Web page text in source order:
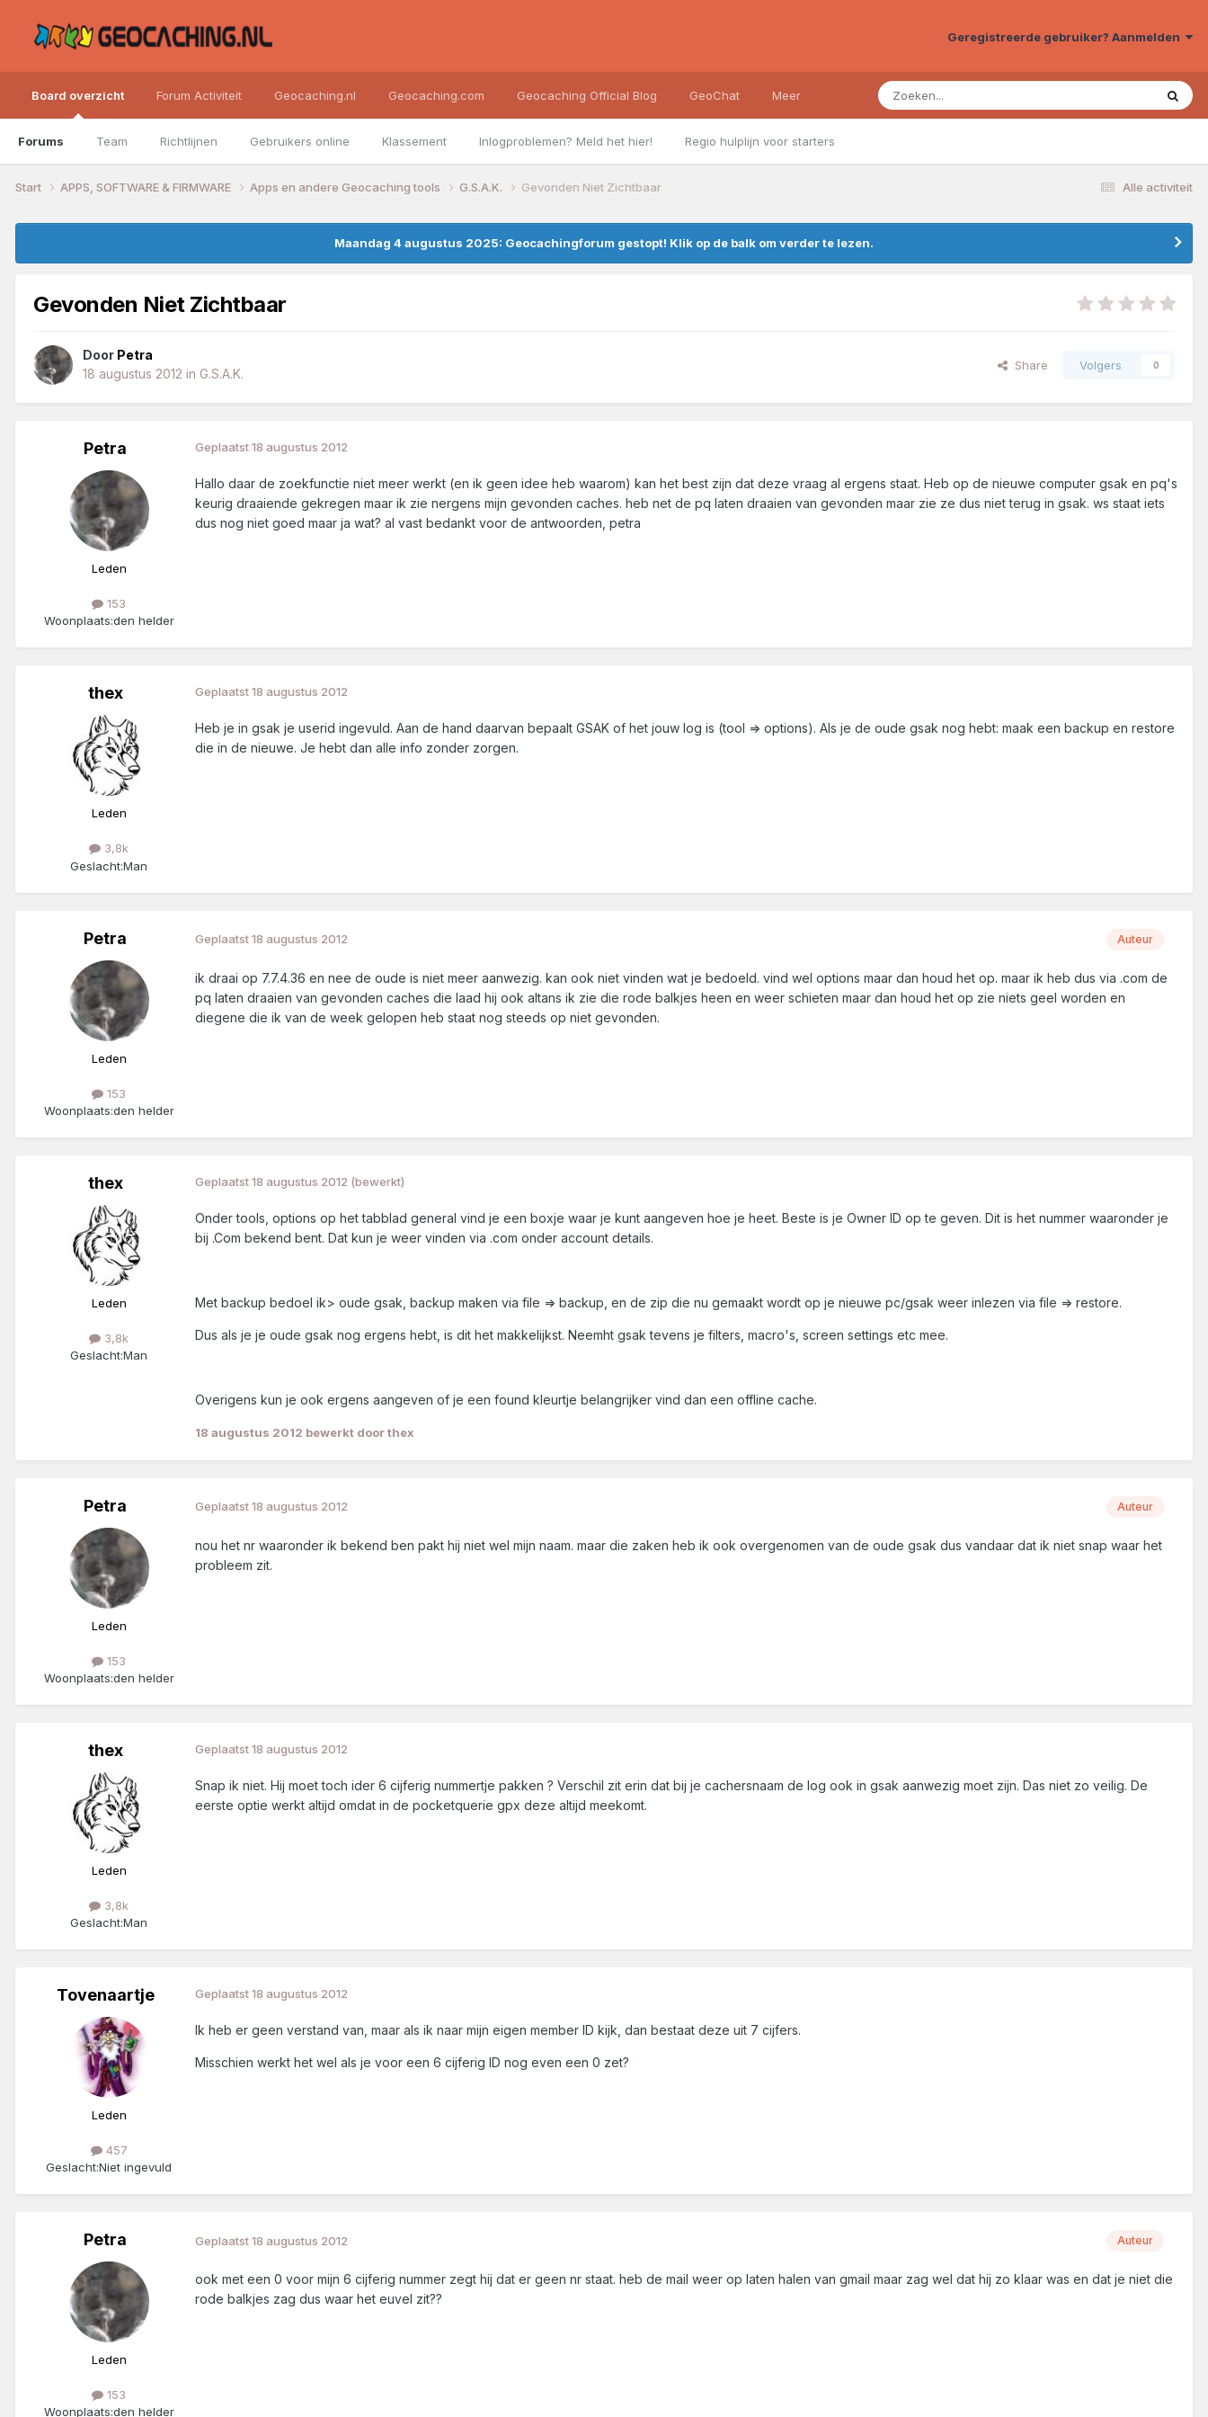
Geregistreerde gebruiker? Aanmelden
Board overzicht
Forums Team Richtlijnen Gebruikers online Klassement Inlogproblemen? Meld het hier! Regio hulplijn voor starters
Forum Activiteit Geocaching.nl Geocaching.com Geocaching Official Blog GeoChat Meer
Alle activiteit
Start APPS, SOFTWARE & FIRMWARE Apps en andere Geocaching tools G.S.A.K. Gevonden Niet Zichtbaar
Maandag 4 augustus 2025: Geocachingforum gestopt! Klik op de balk om verder te lezen.
Gevonden Niet Zichtbaar
Door Petra
18 augustus 2012 in G.S.A.K.
Share Volgers 0
Petra
Leden
153
Woonplaats:den helder
Geplaatst18 augustus 2012
Hallo daar de zoekfunctie niet meer werkt (en ik geen idee heb waarom) kan het best zijn dat deze vraag al ergens staat. Heb op de nieuwe computer gsak en pq's
keurig draaiende gekregen maar ik zie nergens mijn gevonden caches. heb net de pq laten draaien van gevonden maar zie ze dus niet terug in gsak. ws staat iets
dus nog niet goed maar ja wat? al vast bedankt voor de antwoorden, petra
thex
Leden
3,8k
Geslacht:Man
Geplaatst18 augustus 2012
Heb je in gsak je userid ingevuld. Aan de hand daarvan bepaalt GSAK of het jouw log is (tool => options). Als je de oude gsak nog hebt: maak een backup en restore
die in de nieuwe. Je hebt dan alle info zonder zorgen.
Petra
Leden
153
Woonplaats:den helder
Auteur
Geplaatst18 augustus 2012
ik draai op 7.7.4.36 en nee de oude is niet meer aanwezig. kan ook niet vinden wat je bedoeld. vind wel options maar dan houd het op. maar ik heb dus via .com de
pq laten draaien van gevonden caches die laad hij ook altans ik zie die rode balkjes heen en weer schieten maar dan houd het op zie niets geel worden en
diegene die ik van de week gelopen heb staat nog steeds op niet gevonden.
thex
Leden
3,8k
Geslacht:Man
Geplaatst18 augustus 2012 (bewerkt)
Onder tools, options op het tabblad general vind je een boxje waar je kunt aangeven hoe je heet. Beste is je Owner ID op te geven. Dit is het nummer waaronder je
bij .Com bekend bent. Dat kun je weer vinden via .com onder account details.
Met backup bedoel ik> oude gsak, backup maken via file => backup, en de zip die nu gemaakt wordt op je nieuwe pc/gsak weer inlezen via file => restore.
Dus als je je oude gsak nog ergens hebt, is dit het makkelijkst. Neemht gsak tevens je filters, macro's, screen settings etc mee.
Overigens kun je ook ergens aangeven of je een found kleurtje belangrijker vind dan een offline cache.
18 augustus 2012 bewerkt door thex
Petra
Leden
153
Woonplaats:den helder
Auteur
Geplaatst18 augustus 2012
nou het nr waaronder ik bekend ben pakt hij niet wel mijn naam. maar die zaken heb ik ook overgenomen van de oude gsak dus vandaar dat ik niet snap waar het
probleem zit.
thex
Leden
3,8k
Geslacht:Man
Geplaatst18 augustus 2012
Snap ik niet. Hij moet toch ider 6 cijferig nummertje pakken ? Verschil zit erin dat bij je cachersnaam de log ook in gsak aanwezig moet zijn. Das niet zo veilig. De
eerste optie werkt altijd omdat in de pocketquerie gpx deze altijd meekomt.
Tovenaartje
Leden
457
Geslacht:Niet ingevuld
Geplaatst18 augustus 2012
Ik heb er geen verstand van, maar als ik naar mijn eigen member ID kijk, dan bestaat deze uit 7 cijfers.
Misschien werkt het wel als je voor een 6 cijferig ID nog even een 0 zet?
Petra
Leden
153
Woonplaats:den helder
Auteur
Geplaatst18 augustus 2012
ook met een 0 voor mijn 6 cijferig nummer zegt hij dat er geen nr staat. heb de mail weer op laten halen van gmail maar zag wel dat hij zo klaar was en dat je niet die
rode balkjes zag dus waar het euvel zit??